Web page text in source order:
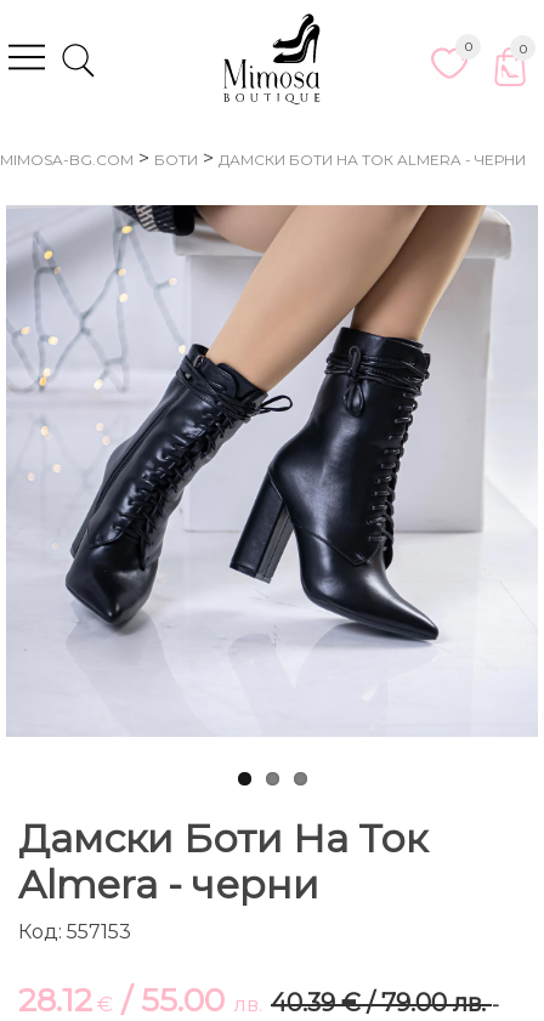
0
0
MIMOSA-BG.COM > БОТИ > ДАМСКИ БОТИ НА ТОК ALMERA - ЧЕРНИ
Дамски Боти На Ток
Almera - черни
Код: 557153
28.12 € / 55.00 лв. 40.39 € / 79.00 лв.-